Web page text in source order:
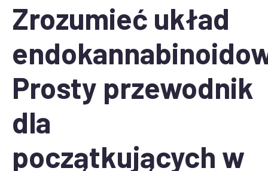
Zrozumieć układ
Prosty przewodnik
dla
początkujących w